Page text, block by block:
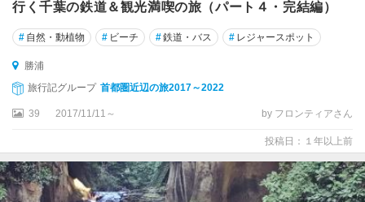
行く千葉の鉄道＆観光満喫の旅（パート４・完結編）
# 自然・動植物 # ビーチ #鉄道・バス # レジャースポット
勝浦
旅行記グループ 首都圏近辺の旅2017～2022
39 2017/11/11～ by フロンティアさん
投稿日：１年以上前